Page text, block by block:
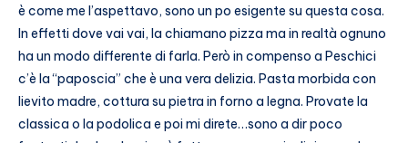
è come me l’aspettavo, sono un po esigente su questa cosa.
In effetti dove vai vai, la chiamano pizza ma in realtà ognuno
ha un modo differente di farla. Però in compenso a Peschici
c’è la “paposcia” che è una vera delizia. Pasta morbida con
lievito madre, cottura su pietra in forno a legna. Provate la
classica o la podolica e poi mi direte…sono a dir poco